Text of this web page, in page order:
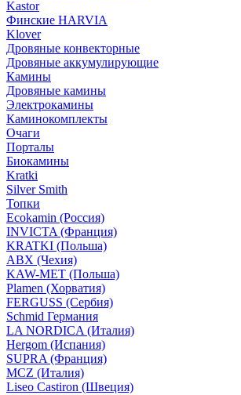
Kastor
Финские HARVIA
Klover
Дровяные конвекторные
Дровяные аккумулирующие
Камины
Дровяные камины
Электрокамины
Каминокомплекты
Очаги
Порталы
Биокамины
Kratki
Silver Smith
Топки
Ecokamin (Россия)
INVICTA (Франция)
KRATKI (Польша)
ABX (Чехия)
KAW-MET (Польша)
Plamen (Хорватия)
FERGUSS (Сербия)
Schmid Германия
LA NORDICA (Италия)
Hergom (Испания)
SUPRA (Франция)
MCZ (Италия)
Liseo Castiron (Швеция)